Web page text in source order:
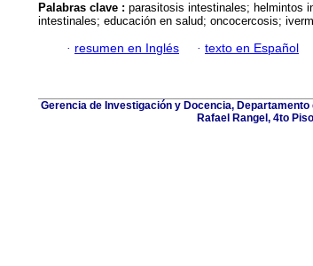
Palabras clave : parasitosis intestinales; helmintos
intestinales; educación en salud; oncocercosis;
· resumen en Inglés · texto en Español
Gerencia de Investigación y Docencia,
Rafael Rangel, 4to